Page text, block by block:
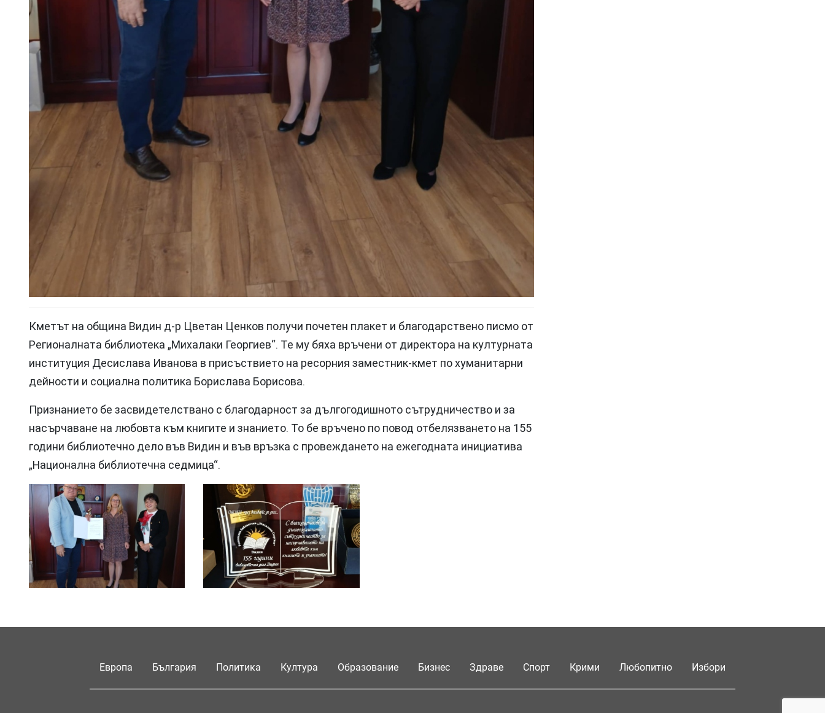
Кметът на община Видин д-р Цветан Ценков получи почетен плакет и благодарствено писмо от
Регионалната библиотека „Михалаки Георгиев“. Те му бяха връчени от директора на културната
институция Десислава Иванова в присъствието на ресорния заместник-кмет по хуманитарни
дейности и социална политика Борислава Борисова.
Признанието бе засвидетелствано с благодарност за дългогодишното сътрудничество и за
насърчаване на любовта към книгите и знанието. То бе връчено по повод отбелязването на 155
години библиотечно дело във Видин и във връзка с провеждането на ежегодната инициатива
„Национална библиотечна седмица“.
Европа България Политика Култура Образование Бизнес Здраве Спорт Крими Любопитно Избори